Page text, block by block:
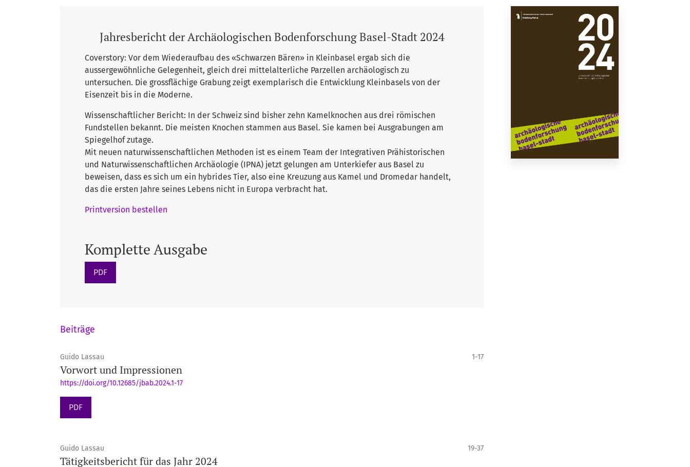
Jahresbericht der Archäologischen Bodenforschung Basel-Stadt 2024
Coverstory: Vor dem Wiederaufbau des «Schwarzen Bären» in Kleinbasel ergab sich die
aussergewöhnliche Gelegenheit, gleich drei mittelalterliche Parzellen archäologisch zu
untersuchen. Die grossflächige Grabung zeigt exemplarisch die Entwicklung Kleinbasels von der
Eisenzeit bis in die Moderne.
Wissenschaftlicher Bericht: In der Schweiz sind bisher zehn Kamelknochen aus drei römischen
Fundstellen bekannt. Die meisten Knochen stammen aus Basel. Sie kamen bei Ausgrabungen am
Spiegelhof zutage.
Mit neuen naturwissenschaftlichen Methoden ist es einem Team der Integrativen Prähistorischen
und Naturwissenschaftlichen Archäologie (IPNA) jetzt gelungen am Unterkiefer aus Basel zu
beweisen, dass es sich um ein hybrides Tier, also eine Kreuzung aus Kamel und Dromedar handelt,
das die ersten Jahre seines Lebens nicht in Europa verbracht hat.
Printversion bestellen
Komplette Ausgabe
PDF
Beiträge
Guido Lassau 1-17
Vorwort und Impressionen
https://doi.org/10.12685/jbab.2024.1-17
PDF
Guido Lassau 19-37
Tätigkeitsbericht für das Jahr 2024